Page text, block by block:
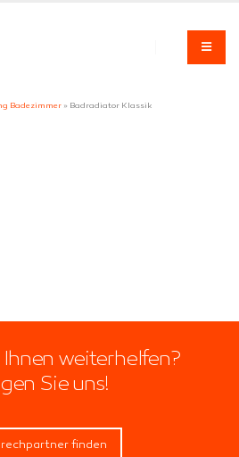
Badezimmer » Badradiator Klassik
weiterhelfen?
Sie uns!
finden